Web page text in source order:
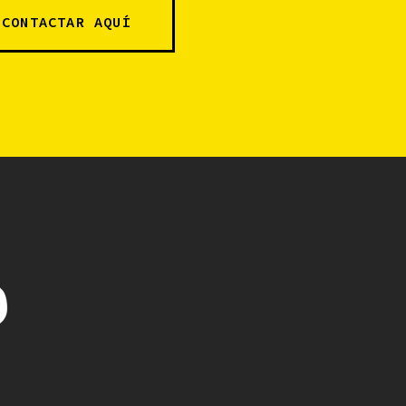
CONTACTAR AQUÍ